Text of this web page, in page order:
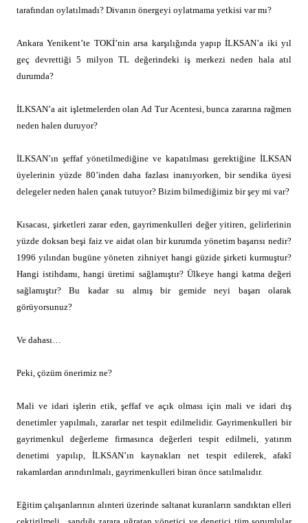
tarafından oylatılmadı? Divanın önergeyi oylatmama yetkisi var mı?
Ankara Yenikent’te TOKİ’nin arsa karşılığında yapıp İLKSAN’a iki yıl
geç devrettiği 5 milyon TL değerindeki iş merkezi neden hala atıl
durumda?
İLKSAN’a ait işletmelerden olan Ad Tur Acentesi, bunca zararına rağmen
neden halen duruyor?
İLKSAN’ın şeffaf yönetilmediğine ve kapatılması gerektiğine İLKSAN
üyelerinin yüzde 80’inden daha fazlası inanıyorken, bir sendika üyesi
delegeler neden halen çanak tutuyor? Bizim bilmediğimiz bir şey mi var?
Kısacası, şirketleri zarar eden, gayrimenkulleri değer yitiren, gelirlerinin
yüzde doksan beşi faiz ve aidat olan bir kurumda yönetim başarısı nedir?
1996 yılından bugüne yöneten zihniyet hangi güzide şirketi kurmuştur?
Hangi istihdamı, hangi üretimi sağlamıştır? Ülkeye hangi katma değeri
sağlamıştır? Bu kadar su almış bir gemide neyi başarı olarak
görüyorsunuz?
Ve dahası…
Peki, çözüm önerimiz ne?
Mali ve idari işlerin etik, şeffaf ve açık olması için mali ve idari dış
denetimler yapılmalı, zararlar net tespit edilmelidir. Gayrimenkulleri bir
gayrimenkul değerleme firmasınca değerleri tespit edilmeli, yatırım
denetimi yapılıp, İLKSAN’ın kaynakları net tespit edilerek, afakî
rakamlardan arındırılmalı, gayrimenkulleri biran önce satılmalıdır.
Eğitim çalışanlarının alınteri üzerinde saltanat kuranların sandıktan elleri